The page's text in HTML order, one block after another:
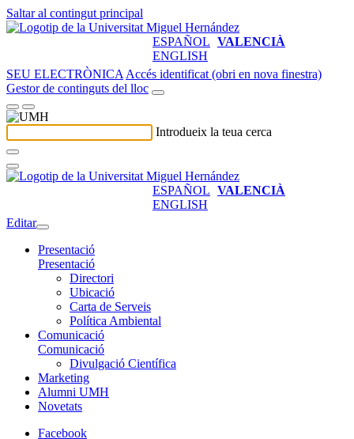
Saltar al contingut principal
ESPAÑOL VALENCIÀ
ENGLISH
SEU ELECTRÒNICA Accés identificat (obri en nova finestra)
Gestor de continguts del lloc
Introdueix la teua cerca
ESPAÑOL VALENCIÀ
ENGLISH
Editar
Presentació
Presentació
Directori
Ubicació
Carta de Serveis
Política Ambiental
Comunicació
Comunicació
Divulgació Científica
Marketing
Alumni UMH
Novetats
Facebook